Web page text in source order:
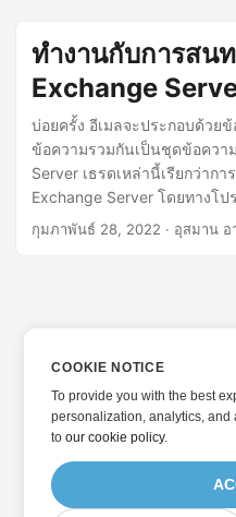
ทำงานกับการสน
Exchange
บ่อยครั้ง อีเมลจะประกอบด้วย
ข้อความรวมกันเป็นชุดข้อควา
Server เธรดเหล่านี้เรียกว่า
Exchange Server โดยทางโ
จัดการการสนทนา ในบทควา
ลอก ย้าย และลบการสนทนาบ
กุมภาพันธ์ 28, 2022 · อุสมาน อ
COOKIE NOTICE
To provide you with the best
personalization, analytics, and
toour cookie policy.